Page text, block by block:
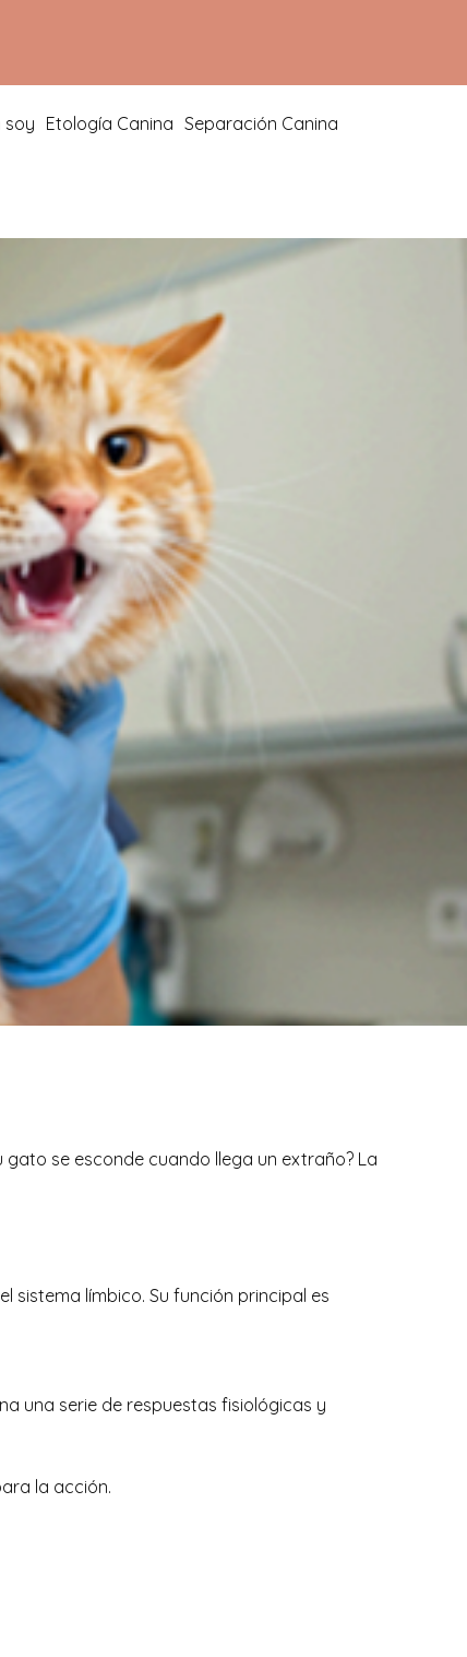
soy Etología Canina Separación Canina
se esconde cuando llega un extraño? La
límbico. Su función principal es
una serie de respuestas fisiológicas y
la acción.